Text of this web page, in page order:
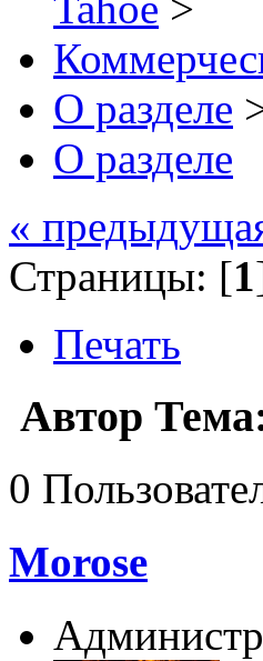
О разделе
О разделе
«
Страницы: [1
Печать
Автор
0
Morose